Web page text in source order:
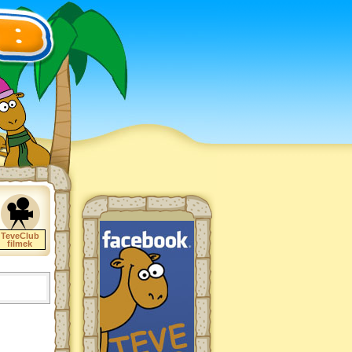
TeveClub
filmek